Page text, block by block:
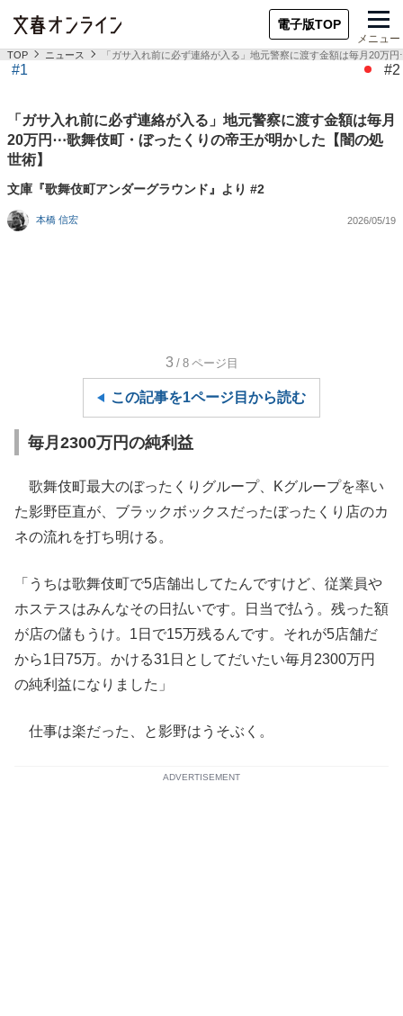
電子版TOP
メニュー
TOP ニュース 「ガサ入れ前に必ず連絡が入る」地元警察に渡す金額は毎月20万
#1 #2
「ガサ入れ前に必ず連絡が入る」地元警察に渡す金額は毎月
20万円⋯歌舞伎町・ぼったくりの帝王が明かした【闇の処
世術】
文庫『歌舞伎町アンダーグラウンド』より #2
本橋 信宏 2026/05/19
3 /8 ページ目
この記事を1ページ目から読む
毎月2300万円の純利益
歌舞伎町最大のぼったくりグループ、Kグループを率い
た影野臣直が、ブラックボックスだったぼったくり店のカ
ネの流れを打ち明ける。
「うちは歌舞伎町で5店舗出してたんですけど、従業員や
ホステスはみんなその日払いです。日当で払う。残った額
が店の儲もうけ。1日で15万残るんです。それが5店舗だ
から1日75万。かける31日としてだいたい毎月2300万円
の純利益になりました」
仕事は楽だった、と影野はうそぶく。
ADVERTISEMENT